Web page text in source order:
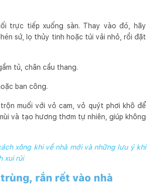
trực tiếp xuống sàn. Thay vào đó, hãy
sứ, lọ thủy tinh hoặc túi vải nhỏ, rồi đặt
tủ, chân cầu thang.
ban công.
muối với vỏ cam, vỏ quýt phơi khô để
và tạo hương thơm tự nhiên, giúp không
xông khi về nhà mới và những lưu ý khi
xui rủi
rắn rết vào nhà